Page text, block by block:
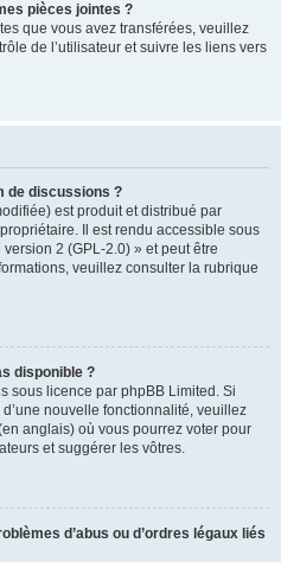
pièces jointes ?
que vous avez transférées, veuillez
de l’utilisateur et suivre les liens vers
de discussions ?
est produit et distribué par
Il est rendu accessible sous
2 (GPL-2.0) » et peut être
veuillez consulter la rubrique
disponible ?
sous licence par phpBB Limited. Si
nouvelle fonctionnalité, veuillez
anglais) où vous pourrez voter pour
et suggérer les vôtres.
d’abus ou d’ordres légaux liés